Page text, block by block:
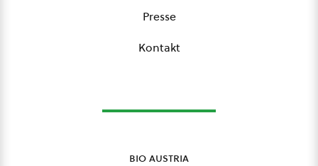
Presse
Kontakt
bio austria